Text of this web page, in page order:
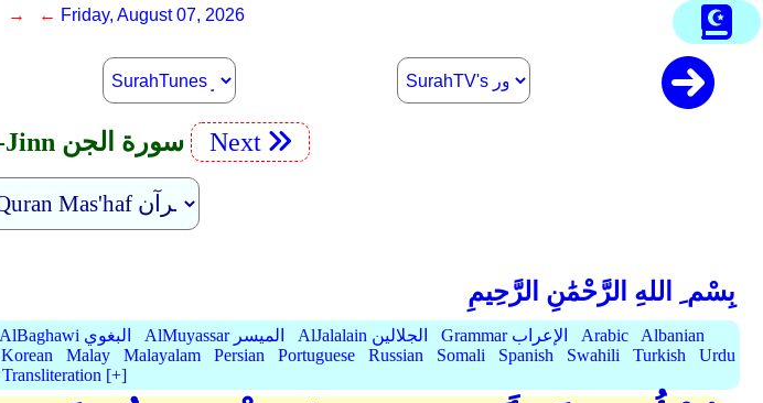
→ ← Friday, August 07, 2026
72. Surah Al-Jinn سورة الجن Next
بِسْم ِ اللهِ الرَّحْمَٰنِ الرَّحِيمِ
AlBaghawi البغوي AlMuyassar الميسر AlJalalain الجلالين Grammar الإعراب Arabic
Albanian
Korean Malay Malayalam Persian Portuguese Russian Somali Spanish Swahili Turkish
Urdu
Transliteration [+]